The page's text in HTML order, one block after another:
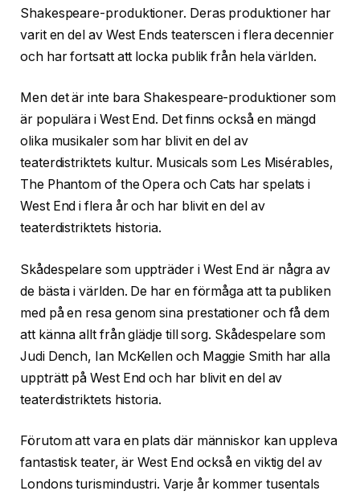
Shakespeare-produktioner. Deras produktioner har
varit en del av West Ends teaterscen i flera decennier
och har fortsatt att locka publik från hela världen.
Men det är inte bara Shakespeare-produktioner som
är populära i West End. Det finns också en mängd
olika musikaler som har blivit en del av
teaterdistriktets kultur. Musicals som Les Misérables,
The Phantom of the Opera och Cats har spelats i
West End i flera år och har blivit en del av
teaterdistriktets historia.
Skådespelare som uppträder i West End är några av
de bästa i världen. De har en förmåga att ta publiken
med på en resa genom sina prestationer och få dem
att känna allt från glädje till sorg. Skådespelare som
Judi Dench, Ian McKellen och Maggie Smith har alla
uppträtt på West End och har blivit en del av
teaterdistriktets historia.
Förutom att vara en plats där människor kan uppleva
fantastisk teater, är West End också en viktig del av
Londons turismindustri. Varje år kommer tusentals